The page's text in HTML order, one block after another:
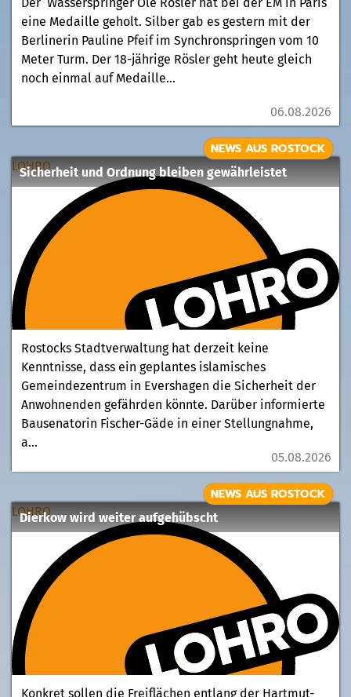
eine Medaille geholt. Silber gab es gestern mit der
Berlinerin Pauline Pfeif im Synchronspringen vom 10
Meter Turm. Der 18-jährige Rösler geht heute gleich
noch einmal auf Medaille...
06.08.2026
LOHRO
Sicherheit und Ordnung bleiben gewährleistet
NEWS AUS ROSTOCK
Rostocks Stadtverwaltung hat derzeit keine
Kenntnisse, dass ein geplantes islamisches
Gemeindezentrum in Evershagen die Sicherheit der
Anwohnenden gefährden könnte. Darüber informierte
Bausenatorin Fischer-Gäde in einer Stellungnahme,
a...
05.08.2026
LOHRO
Dierkow wird weiter aufgehübscht
NEWS AUS ROSTOCK
Konkret sollen die Freiflächen entlang der Hartmut-